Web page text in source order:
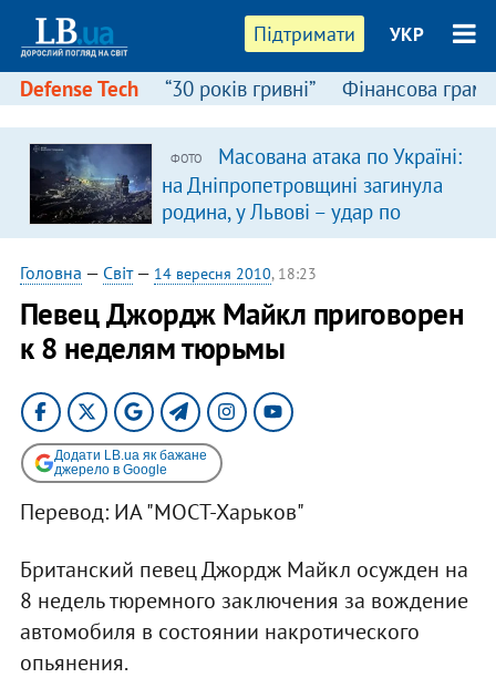
Підтримати УКР
Defense Tech “30 років гривні” Фінансова
ФОТО
Масована атака по Україні:
на Дніпропетровщині загинула
родина, у Львові – удар по
багатоповерхівках
(доповнюється)
Головна — Світ— 14 вересня 2010, 18:23
Певец Джордж Майкл приговорен
к 8 неделям тюрьмы
Додати LB.ua як бажане
джерело в Google
Перевод: ИА "МОСТ-Харьков"
Британский певец Джордж Майкл осужден на
8 недель тюремного заключения за вождение
автомобиля в состоянии накротического
опьянения.